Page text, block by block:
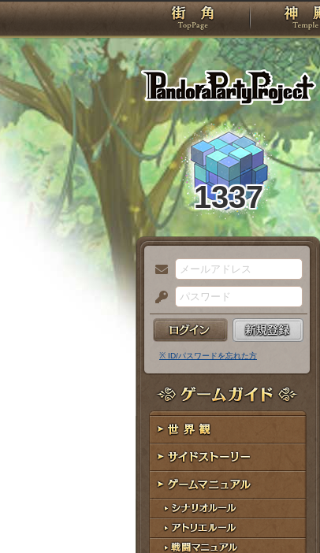
TOP
1337
メ
ー
ル
ア
ド
レ
ス
パ
ス
ー
ド
※ ID/パスワードを忘れた方
ゲームガイド
世界観
サイドストーリー
ゲームマニュアル
シナリオルール
アトリエルール